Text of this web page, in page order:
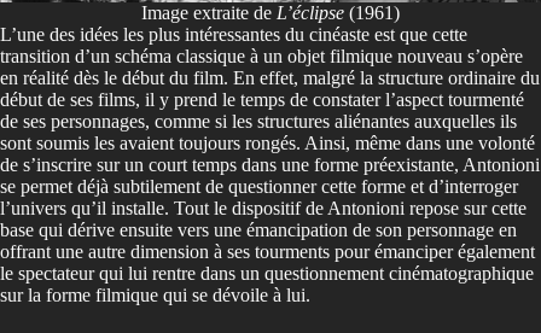
Image extraite de L’éclipse (1961)
L’une des idées les plus intéressantes du cinéaste est que cette
transition d’un schéma classique à un objet filmique nouveau s’opère
en réalité dès le début du film. En effet, malgré la structure ordinaire du
début de ses films, il y prend le temps de constater l’aspect tourmenté
de ses personnages, comme si les structures aliénantes auxquelles ils
sont soumis les avaient toujours rongés. Ainsi, même dans une volonté
de s’inscrire sur un court temps dans une forme préexistante, Antonioni
se permet déjà subtilement de questionner cette forme et d’interroger
l’univers qu’il installe. Tout le dispositif de Antonioni repose sur cette
base qui dérive ensuite vers une émancipation de son personnage en
offrant une autre dimension à ses tourments pour émanciper également
le spectateur qui lui rentre dans un questionnement cinématographique
sur la forme filmique qui se dévoile à lui.